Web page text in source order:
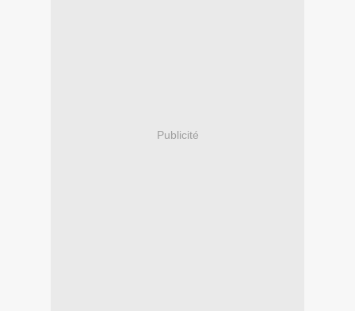
Publicité